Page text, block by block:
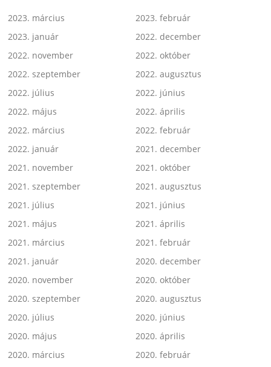
2023. március
2023. február
2023. január
2022. december
2022. november
2022. október
2022. szeptember
2022. augusztus
2022. július
2022. június
2022. május
2022. április
2022. március
2022. február
2022. január
2021. december
2021. november
2021. október
2021. szeptember
2021. augusztus
2021. július
2021. június
2021. május
2021. április
2021. március
2021. február
2021. január
2020. december
2020. november
2020. október
2020. szeptember
2020. augusztus
2020. július
2020. június
2020. május
2020. április
2020. március
2020. február